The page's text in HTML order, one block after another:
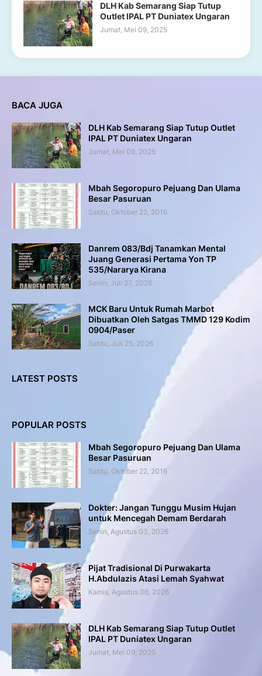
DLH Kab Semarang Siap Tutup
Outlet IPAL PT Duniatex Ungaran
Jumat, Mei 09, 2025
BACA JUGA
DLH Kab Semarang Siap Tutup Outlet
IPAL PT Duniatex Ungaran
Jumat, Mei 09, 2025
Mbah Segoropuro Pejuang Dan Ulama
Besar Pasuruan
Sabtu, Oktober 22, 2016
Danrem 083/Bdj Tanamkan Mental
Juang Generasi Pertama Yon TP
535/Nararya Kirana
Senin, Juli 27, 2026
MCK Baru Untuk Rumah Marbot
Dibuatkan Oleh Satgas TMMD 129 Kodim
0904/Paser
Sabtu, Juli 25, 2026
LATEST POSTS
POPULAR POSTS
Mbah Segoropuro Pejuang Dan Ulama
Besar Pasuruan
Sabtu, Oktober 22, 2016
Dokter: Jangan Tunggu Musim Hujan
untuk Mencegah Demam Berdarah
Senin, Agustus 03, 2026
Pijat Tradisional Di Purwakarta
H.Abdulazis Atasi Lemah Syahwat
Kamis, Agustus 06, 2026
DLH Kab Semarang Siap Tutup Outlet
IPAL PT Duniatex Ungaran
Jumat, Mei 09, 2025